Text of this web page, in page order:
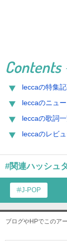
Contents
leccaの特集
leccaのニュー
leccaの歌詞
leccaのレビ
#関連ハッシュ
J-POP
ブログやHPでこのア